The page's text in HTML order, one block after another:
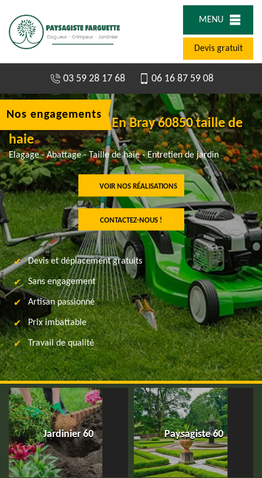
MENU
Devis gratuit
03 59 28 17 68 06 16 87 59 08
Elagueur Puiseux En Bray 60850 taille de
haie
Elagage - Abattage - Taille de haie - Entretien de jardin
VOIR NOS RÉALISATIONS
CONTACTEZ-NOUS !
Nos engagements
Devis et déplacement gratuits
Sans engagement
Artisan passionné
Prix imbattable
Travail de qualité
Jardinier 60 Paysagiste 60